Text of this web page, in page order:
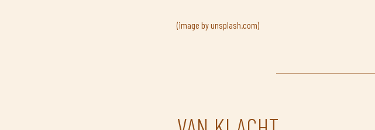
(image by unsplash.com)